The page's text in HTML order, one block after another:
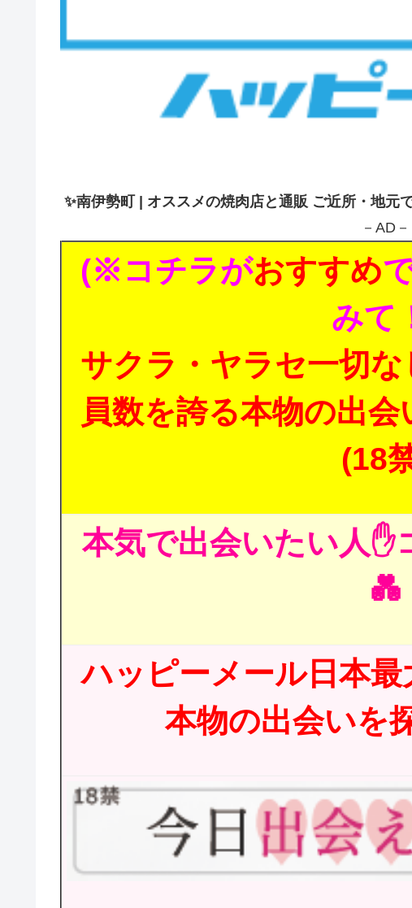
✨南伊勢町 | オススメの焼肉店と通販 ご近所・地元
－AD－
(※コチラがおすすめ
みて
サクラ・ヤラセ一切
員数を誇る本物の出
(18
本気で出会いたい人✋
💑
ハッピーメール日本
本物の出会いを